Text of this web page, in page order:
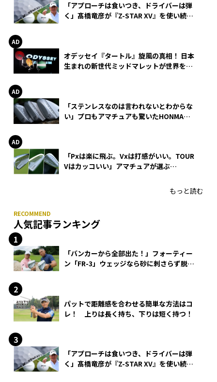
「アプローチは食いつき、ドライバーは弾
く」髙橋竜彦が『Z-STAR XV』を使い続け
オデッセイ『タートル』旋風の真相！ 日本
生まれの新世代ミッドマレットが世界を席
「ステンレスなのは言われないとわからな
い」プロもアマチュアも驚いたHONMA
「Pxは楽に飛ぶ。Vxは打感がいい。TOUR
Vはカッコいい」アマチュアが選ぶ
もっと読む
人気記事ランキング
「バンカーから全部出た！」フォーティー
ン「FR-3」ウェッジなら砂に刺さらず脱出
パットで距離感を合わせる簡単な方法はコ
レ！ 上りは長く持ち、下りは短く持つ！
「アプローチは食いつき、ドライバーは弾
く」髙橋竜彦が『Z-STAR XV』を使い続け